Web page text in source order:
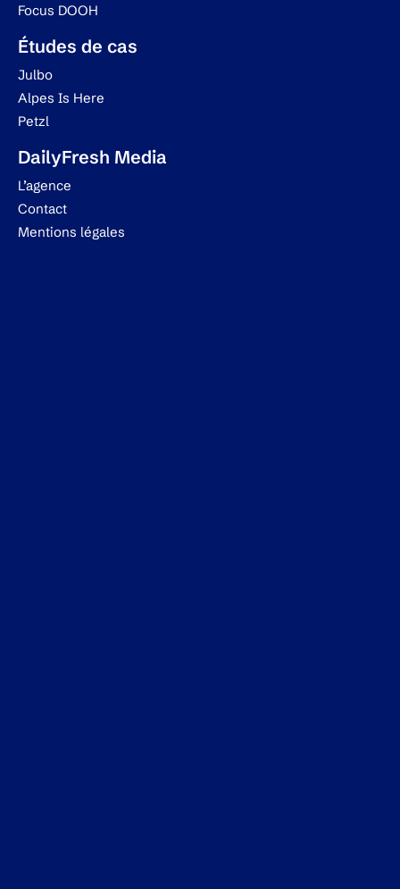
Focus DOOH
Études de cas
Julbo
Alpes Is Here
Petzl
DailyFresh Media
L’agence
Contact
Mentions légales